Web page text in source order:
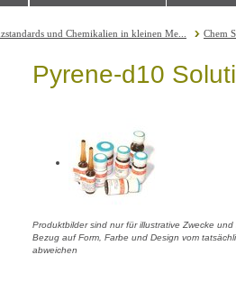
und Chemikalien in kleinen Me... Chem
Pyrene-d10
Produktbilder sind nur für illustrative Zwecke und
Bezug auf Form, Farbe und Design vom
abweichen